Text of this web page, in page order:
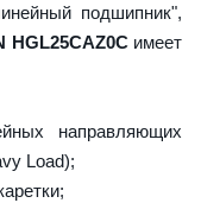
подшипник",
HGL25CAZ0Cимеет
направляющих
Load);